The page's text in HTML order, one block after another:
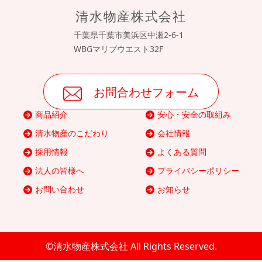
清水物産株式会社
千葉県千葉市美浜区中瀬2-6-1
WBGマリブウエスト32F
お問合わせフォーム
商品紹介
安心・安全の取組み
清水物産のこだわり
会社情報
採用情報
よくある質問
法人の皆様へ
プライバシーポリシー
お問い合わせ
お知らせ
©清水物産株式会社 All Rights Reserved.